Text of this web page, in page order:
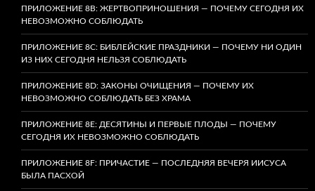
ПРИЛОЖЕНИЕ 8B: ЖЕРТВОПРИНОШЕНИЯ — ПОЧЕМУ СЕГОДНЯ ИХ
НЕВОЗМОЖНО СОБЛЮДАТЬ
ПРИЛОЖЕНИЕ 8C: БИБЛЕЙСКИЕ ПРАЗДНИКИ — ПОЧЕМУ НИ ОДИН
ИЗ НИХ СЕГОДНЯ НЕЛЬЗЯ СОБЛЮДАТЬ
ПРИЛОЖЕНИЕ 8D: ЗАКОНЫ ОЧИЩЕНИЯ — ПОЧЕМУ ИХ
НЕВОЗМОЖНО СОБЛЮДАТЬ БЕЗ ХРАМА
ПРИЛОЖЕНИЕ 8E: ДЕСЯТИНЫ И ПЕРВЫЕ ПЛОДЫ — ПОЧЕМУ
СЕГОДНЯ ИХ НЕВОЗМОЖНО СОБЛЮДАТЬ
ПРИЛОЖЕНИЕ 8F: ПРИЧАСТИЕ — ПОСЛЕДНЯЯ ВЕЧЕРЯ ИИСУСА
БЫЛА ПАСХОЙ